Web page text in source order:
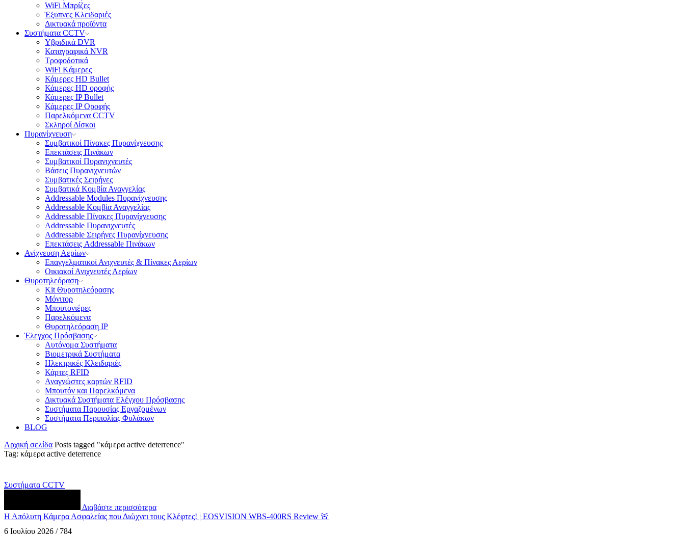
WiFi Μπρίζες
Έξυπνες Κλειδαριές
Δικτυακά προϊόντα
Συστήματα CCTV
Υβριδικά DVR
Καταγραφικά NVR
Tροφοδοτικά
WiFi Kάμερες
Κάμερες HD Βullet
Κάμερες HD οροφής
Κάμερες IP Βullet
Κάμερες IP Οροφής
Παρελκόμενα CCTV
Σκληροί Δίσκοι
Πυρανίχνευση
Συμβατικοί Πίνακες Πυρανίχνευσης
Επεκτάσεις Πινάκων
Συμβατικοί Πυρανιχνευτές
Βάσεις Πυρανιχνευτών
Συμβατικές Σειρήνες
Συμβατικά Κομβία Αναγγελίας
Addressable Modules Πυρανίχνευσης
Addressable Κομβία Αναγγελίας
Addressable Πίνακες Πυρανίχνευσης
Addressable Πυρανιχνευτές
Addressable Σειρήνες Πυρανίχνευσης
Επεκτάσεις Addressable Πινάκων
Ανίχνευση Αερίων
Επαγγελματικοί Ανιχνευτές & Πίνακες Αερίων
Οικιακοί Ανιχνευτές Αερίων
Θυροτηλεόραση
Kit Θυροτηλεόρασης
Μόνιτορ
Μπουτονιέρες
Παρελκόμενα
Θυροτηλεόραση ΙΡ
Έλεγχος Πρόσβασης
Aυτόνομα Συστήματα
Βιομετρικά Συστήματα
Ηλεκτρικές Κλειδαριές
Κάρτες RFID
Αναγνώστες καρτών RFID
Mπουτόν και Παρελκόμενα
Δικτυακά Συστήματα Ελέγχου Πρόσβασης
Συστήματα Παρουσίας Εργαζομένων
Συστήματα Περιπολίας Φυλάκων
BLOG
Αρχική σελίδα Posts tagged "κάμερα active deterrence"
Tag: κάμερα active deterrence
Συστήματα CCTV
Διαβάστε περισσότερα
Η Απόλυτη Κάμερα Ασφαλείας που Διώχνει τους Κλέφτες! | EOSVISION WBS-400RS Review 🚨
6 Ιουλίου 2026 / 784